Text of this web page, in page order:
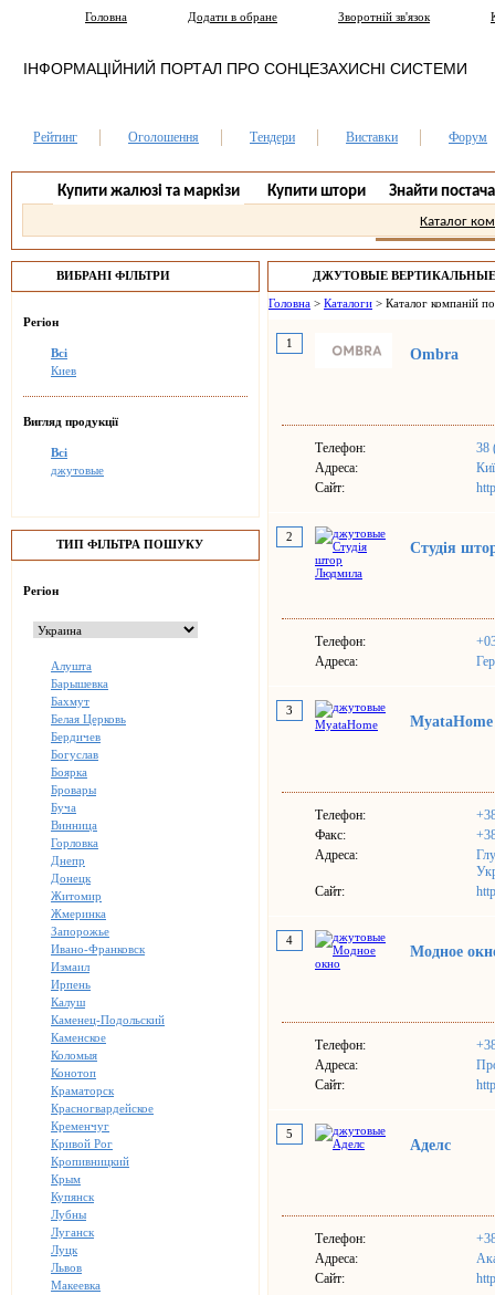
Головна Додати в обране Зворотній зв'язок
ІНФОРМАЦІЙНИЙ ПОРТАЛ ПРО СОНЦЕЗАХИСНІ СИСТЕМИ
Рейтинг Оголошення Тендери Виставки Форум
Купити жалюзі та маркізи Купити штори Знайти
Каталог
ВИБРАНІ ФІЛЬТРИ
Регіон
Всі
Киев
Вигляд продукції
Всі
джутовые
ТИП ФІЛЬТРА ПОШУКУ
Регіон
Алушта
Барышевка
Бахмут
Белая Церковь
Бердичев
Богуслав
Боярка
Бровары
Буча
Винница
Горловка
Днепр
Донецк
Житомир
Жмеринка
Запорожье
Ивано-Франковск
Измаил
Ирпень
Калуш
Каменец-Подольский
Каменское
Коломыя
Конотоп
Краматорск
Красногвардейское
Кременчуг
Кривой Рог
Кропивницкий
Крым
Купянск
Лубны
Луганск
Луцк
Львов
Макеевка
ДЖУТОВЫЕ
Головна > Каталоги > Каталог компаній
1
Ombra
Телефон:
38
Адреса:
Сайт:
2
Студія
Телефон:
Адреса:
3
MyataHome
Телефон:
Факс:
Адреса:
Сайт:
4
Модное
Телефон:
Адреса:
Сайт:
5
Аделс
Телефон:
Адреса:
Сайт: